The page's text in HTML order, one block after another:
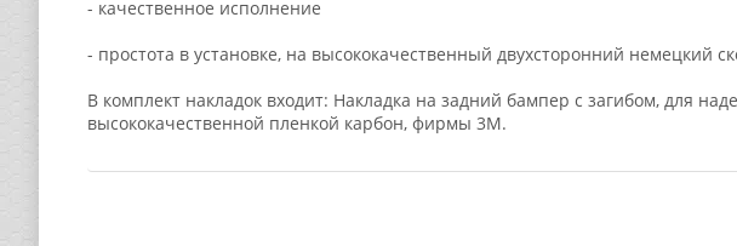
- качественное исполнение
- простота в установке, на высококачественный двухсторонний немецкий
В комплект накладок входит: Накладка на задний бампер с загибом, для
высококачественной пленкой карбон, фирмы 3M.